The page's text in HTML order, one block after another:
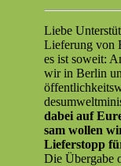
Liebe
Liefer­ung von
es ist soweit:
wir in Berlin
dabei auf
sam wollen
Liefer­stopp
Die Über­gabe